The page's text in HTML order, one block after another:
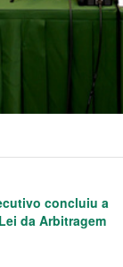
concluiu a
da Arbitragem